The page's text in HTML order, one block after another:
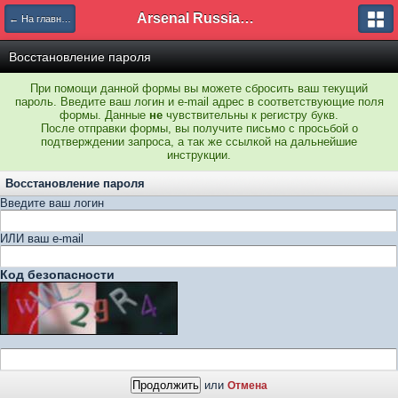
← На главную Arsenal Russian Speaking Supporters Club
Восстановление пароля
При помощи данной формы вы можете сбросить ваш текущий
пароль. Введите ваш логин и e-mail адрес в соответствующие поля
формы. Данные не чувствительны к регистру букв.
После отправки формы, вы получите письмо с просьбой о
подтверждении запроса, а так же ссылкой на дальнейшие
инструкции.
Восстановление пароля
Введите ваш логин
ИЛИ ваш e-mail
Код безопасности
или Отмена